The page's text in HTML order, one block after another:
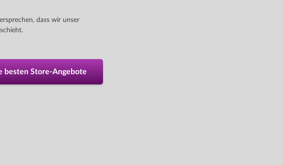
dass wir unser
besten Store-Angebote